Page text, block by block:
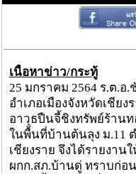
เนื้อหาข่าว/กระทู้
25 มกราคม 2564 ร.ต.
อำเภอเมืองจังหวัดเชีย
อาวุธปืนจี้ชิงทรัพย์ร้านท
ในพื้นที่บ้านต้นลุง ม.11
เชียงราย จึงได้รายงาน
ผกก.สภ.บ้านดู่ ทราบก่อ